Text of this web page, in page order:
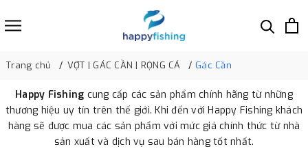
Trang chủ VỢT | GÁC CẦN | RỌNG CÁ Gác Cần
Happy Fishing cung cấp các sản phẩm chính hãng từ những
thương hiệu uy tín trên thế giới. Khi đến với Happy Fishing khách
hàng sẽ được mua các sản phẩm với mức giá chính thức từ nhà
sản xuất và dịch vụ sau bán hàng tốt nhất.